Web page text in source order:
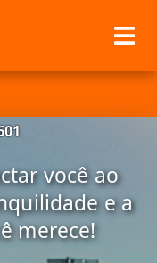
você ao
e a
merece!